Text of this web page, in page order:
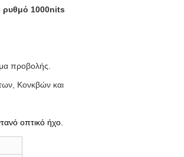
ρυθμό 1000nits
προβολής.
Κονκβών και
οπτικό ήχο.